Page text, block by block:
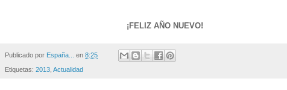
¡FELIZ AÑO NUEVO!
Publicado por España... en 8:25
Etiquetas: 2013 Actualidad